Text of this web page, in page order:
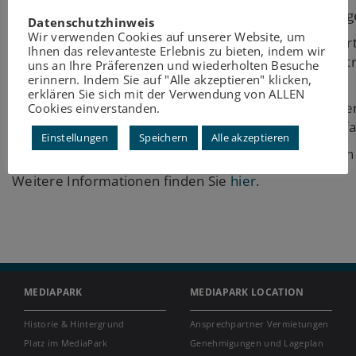
Vom 13. – 14.07.2018 wird die smart electric
smart fordert Sie heraus! Seien Sie ein Teil der
Sie maximale Ladung Fahrspaß mit den neuen
Motto.
Besuchen Sie die Challange im MediaPark und
teilnehmen und die elektrischen Kraftpakete Probe
Es gewinnt die Stadt mit den meisten
Weitere Informationen finden Sie hier.
MEDIAPARK
Historie & Hintergrund
Platz im MediaPark
MEDIAPARK LOCATION
Ansprechpartner Vermietungen
Genehmigungen und Lageplan
Datenschutzhinweis
Wir verwenden Cookies auf unserer Website, um
Ihnen das relevanteste Erlebnis zu bieten, indem wir
uns an Ihre Präferenzen und wiederholten Besuche
erinnern. Indem Sie auf "Alle akzeptieren" klicken,
erklären Sie sich mit der Verwendung von ALLEN
Cookies einverstanden.
Einstellungen Speichern Alle akzeptieren